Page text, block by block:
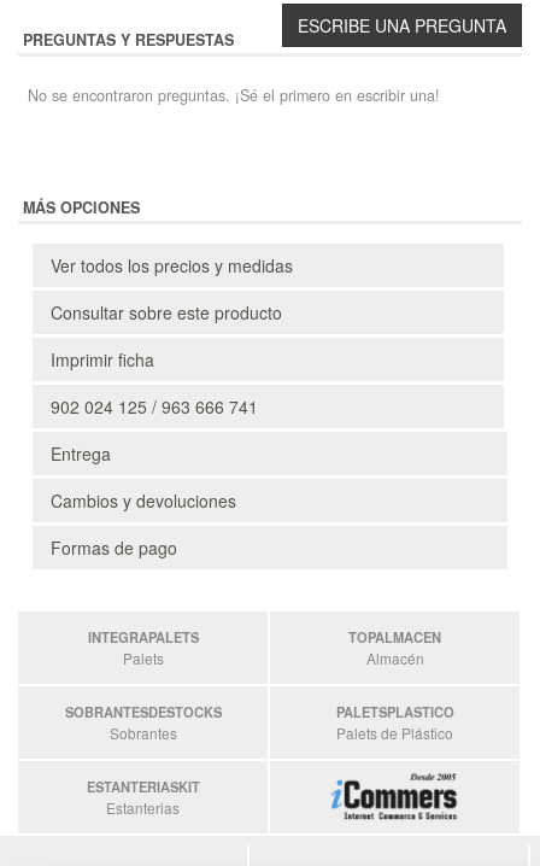
PREGUNTAS Y RESPUESTAS
No se encontraron preguntas. ¡Sé el primero en escribir una!
MÁS OPCIONES
Ver todos los precios y medidas
Consultar sobre este producto
Imprimir ficha
902 024 125 / 963 666 741
Entrega
Cambios y devoluciones
Formas de pago
INTEGRAPALETS
Palets
TOPALMACEN
Almacén
SOBRANTESDESTOCKS
Sobrantes
PALETSPLASTICO
Palets de Plástico
ESTANTERIASKIT
Estanterias